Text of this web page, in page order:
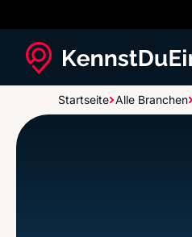
Startseite Alle Branchen